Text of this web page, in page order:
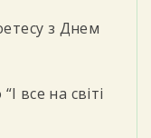
з Днем
все на світі